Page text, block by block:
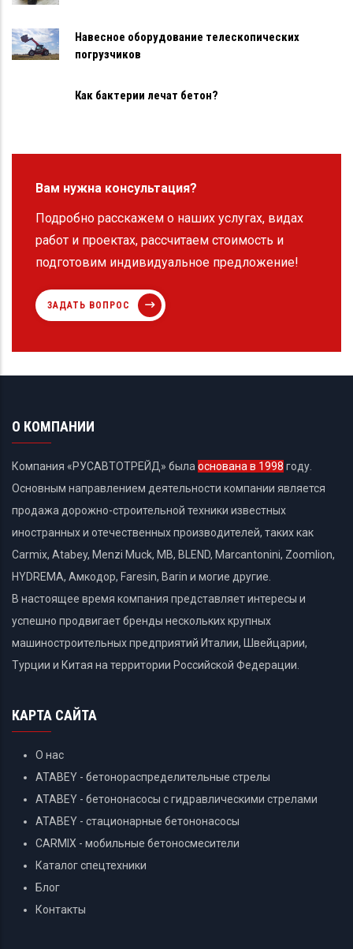
Навесное оборудование телескопических
погрузчиков
Как бактерии лечат бетон?
Вам нужна консультация?
Подробно расскажем о наших услугах, видах
работ и проектах, рассчитаем стоимость и
подготовим индивидуальное предложение!
ЗАДАТЬ ВОПРОС
О КОМПАНИИ
Компания «РУСАВТОТРЕЙД» была основана в 1998 году.
Основным направлением деятельности компании является
продажа дорожно-строительной техники известных
иностранных и отечественных производителей, таких как
Carmix, Atabey, Menzi Muck, MB, BLEND, Marcantonini, Zoomlion,
HYDREMA, Амкодор, Faresin, Barin и могие другие.
В настоящее время компания представляет интересы и
успешно продвигает бренды нескольких крупных
машиностроительных предприятий Италии, Швейцарии,
Турции и Китая на территории Российской Федерации.
КАРТА САЙТА
О нас
ATABEY - бетонораспределительные стрелы
ATABEY - бетононасосы с гидравлическими стрелами
ATABEY - стационарные бетононасосы
CARMIX - мобильные бетоносмесители
Каталог спецтехники
Блог
Контакты